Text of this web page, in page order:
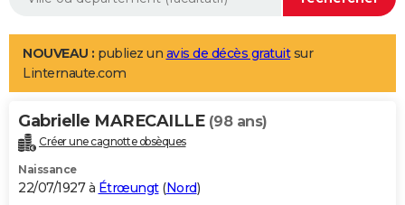
Aménagement intérieur
LIFESTYLE
Art de vivre
Bien-être
Loisirs
Mode
Modes de vie
Alimentation
Guide de la santé
Maladies
Médicaments
Sommeil
VOYAGE
Destinations
City break
Voyage nature
Voyage de noces
Forum
Climat
+PHOTO
GUIDES D'ACHAT
NOUVEAU : publiez un avis de décès gratuitsur
Linternaute.com
Gabrielle MARECAILLE (98 ans)
Créer une cagnotte obsèques
Naissance
22/07/1927 à Étrœungt(Nord)